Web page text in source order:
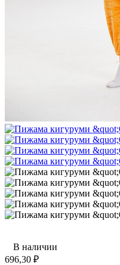
В наличии
696,30 ₽